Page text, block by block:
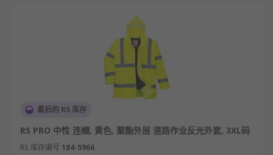
反光夹克的设计提高穿戴者在各种环境中的可见性。
通过使用高反光材料和亮色面料，在夜间或低光照条
件下，夹克能够有效反射光线，确保行人和司机能够
迅速识别穿戴者，从而降低事故发生的风险。
温暖干燥
最后的 RS 库存
RS PRO 中性 连帽, 黄色, 聚酯外层 道路作业反光外套, 3XL码
RS 库存编号 184-5966